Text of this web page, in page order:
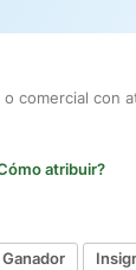
comercial con
atribuir?
Ganador